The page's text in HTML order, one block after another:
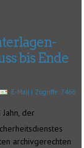
bis Ende
E-Mail | Zugriffe: 7466
Jahn, der
archivgerechten